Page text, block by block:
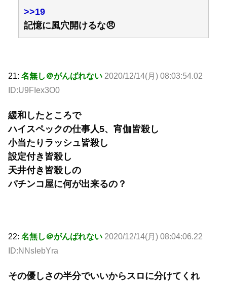
>>19
記憶に風穴開けるな😠
21: 名無し＠がんばれない 2020/12/14(月) 08:03:54.02
ID:U9FIex3O0
緩和したところで
ハイスペックの仕事人5、宵伽皆殺し
小当たりラッシュ皆殺し
設定付き皆殺し
天井付き皆殺しの
パチンコ屋に何が出来るの？
22: 名無し＠がんばれない 2020/12/14(月) 08:04:06.22
ID:NNsIebYra
その優しさの半分でいいからスロに分けてくれ